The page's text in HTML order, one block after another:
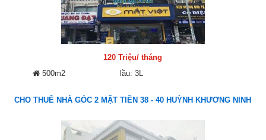
120 Triệu/ tháng
500m2
lầu: 3L
CHO THUÊ NHÀ GÓC 2 MẶT TIỀN 38 - 40 HUỲNH KHƯƠNG NINH